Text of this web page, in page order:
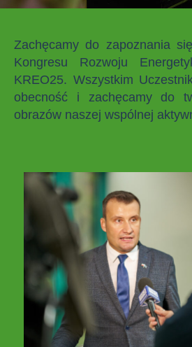
Zachęcamy do zapoznania
Kongresu Rozwoju
KREO25. Wszystkim
obecność i zachęcamy do
obrazów naszej wspólnej